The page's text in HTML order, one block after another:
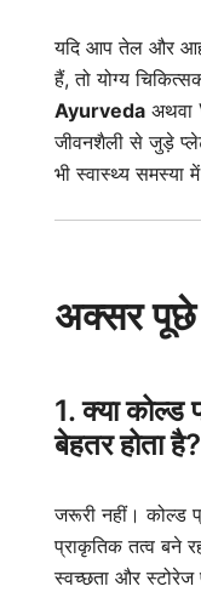
यदि आप तेल और
हैं, तो योग्य
Ayurveda अथवा
जीवनशैली से जुड़े
भी स्वास्थ्य समस्या
अक्सर पूछे
1. क्या
बेहतर होता है?
जरूरी नहीं। कोल्ड
प्राकृतिक तत्व बने
स्वच्छता और स्टोरेज